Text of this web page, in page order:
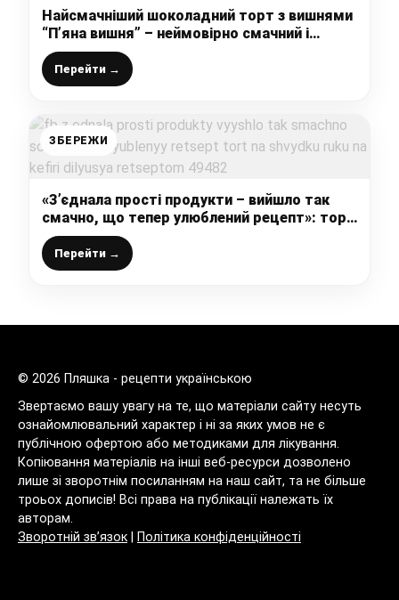
Найсмачніший шоколадний торт з вишнями
“П’яна вишня” – неймовірно смачний і
ніжний, що тане в роті, а готується
простіше-простого
Перейти →
ЗБЕРЕЖИ
«З’єднала прості продукти – вийшло так
смачно, що тепер улюблений рецепт»: торт
«на швидку руку» на кефірі (ділюся
рецептом)
Перейти →
© 2026 Пляшка - рецепти українською
Звертаємо вашу увагу на те, що матеріали сайту несуть
ознайомлювальний характер і ні за яких умов не є
публічною офертою або методиками для лікування.
Копіювання матеріалів на інші веб-ресурси дозволено
лише зі зворотнім посиланням на наш сайт, та не більше
троьох дописів! Всі права на публікації належать їх
авторам.
Зворотній зв’язок
Політика конфіденційності